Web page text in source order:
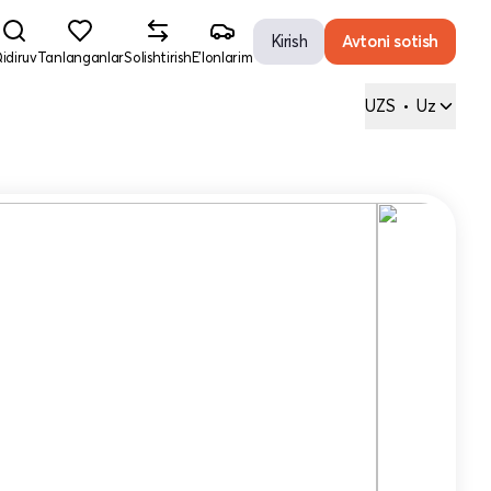
TanlanganlarSolishtirishE'lonlarim
Kirish Avtoni sotish
UZS • Uz